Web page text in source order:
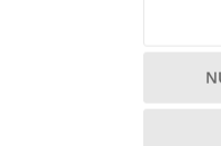
werden?
Teile wird
Haustüren aus
in Aluminiumtüren